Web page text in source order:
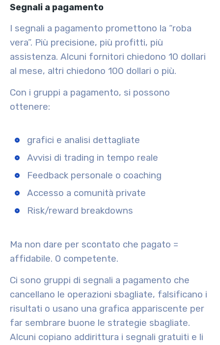
Segnali a pagamento
I segnali a pagamento promettono la “roba
vera”. Più precisione, più profitti, più
assistenza. Alcuni fornitori chiedono 10 dollari
al mese, altri chiedono 100 dollari o più.
Con i gruppi a pagamento, si possono
ottenere:
grafici e analisi dettagliate
Avvisi di trading in tempo reale
Feedback personale o coaching
Accesso a comunità private
Risk/reward breakdowns
Ma non dare per scontato che pagato =
affidabile. O competente.
Ci sono gruppi di segnali a pagamento che
cancellano le operazioni sbagliate, falsificano i
risultati o usano una grafica appariscente per
far sembrare buone le strategie sbagliate.
Alcuni copiano addirittura i segnali gratuiti e li